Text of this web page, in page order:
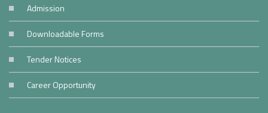
Admission
Downloadable Forms
Tender Notices
Career Opportunity